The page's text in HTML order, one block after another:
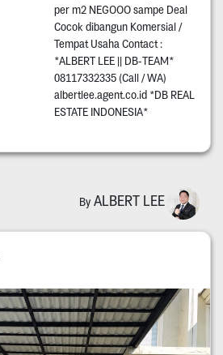
per m2 NEGOOO sampe Deal
Cocok dibangun Komersial /
Tempat Usaha Contact :
*ALBERT LEE || DB-TEAM*
08117332335 (Call / WA)
albertlee.agent.co.id *DB REAL
ESTATE INDONESIA*
By ALBERT LEE